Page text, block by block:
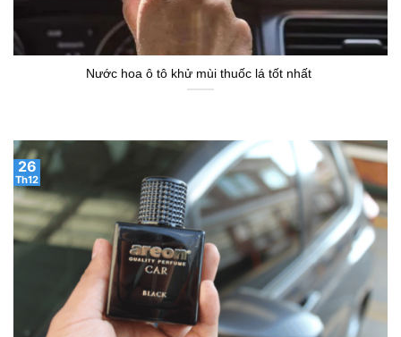
Nước hoa ô tô khử mùi thuốc lá tốt nhất
26
Th12